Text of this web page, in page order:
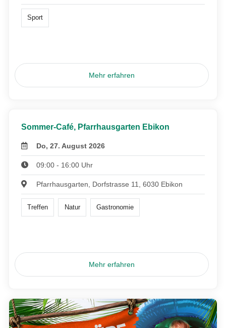
Sport
Mehr erfahren
Sommer-Café, Pfarrhausgarten Ebikon
Do, 27. August 2026
09:00 - 16:00 Uhr
Pfarrhausgarten, Dorfstrasse 11, 6030 Ebikon
Treffen Natur Gastronomie
Mehr erfahren